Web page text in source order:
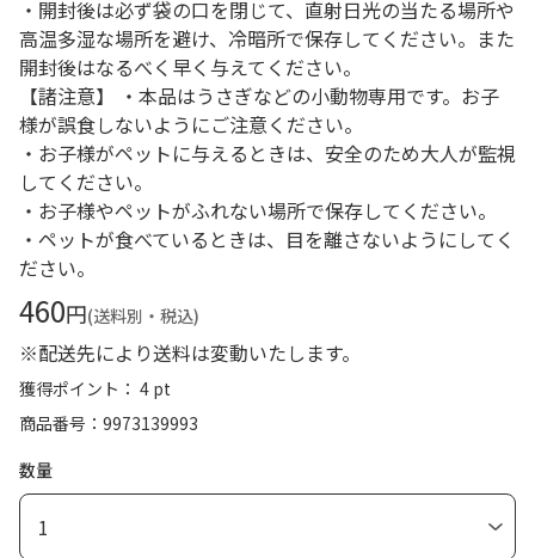
・開封後は必ず袋の口を閉じて、直射日光の当たる場所や
高温多湿な場所を避け、冷暗所で保存してください。また
開封後はなるべく早く与えてください。
【諸注意】 ・本品はうさぎなどの小動物専用です。お子
様が誤食しないようにご注意ください。
・お子様がペットに与えるときは、安全のため大人が監視
してください。
・お子様やペットがふれない場所で保存してください。
・ペットが食べているときは、目を離さないようにしてく
ださい。
460円(送料別・税込)
※配送先により送料は変動いたします。
獲得ポイント： 4 pt
商品番号
9973139993
数量
1